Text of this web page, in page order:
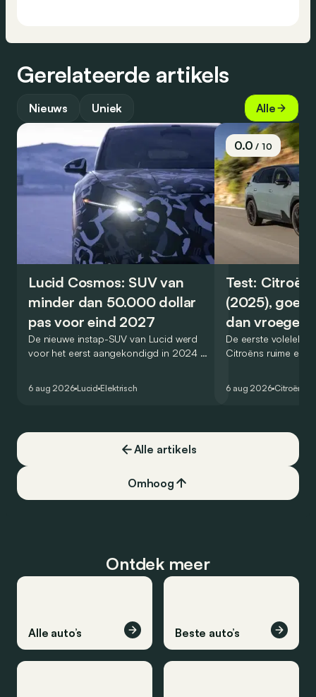
Gerelateerde artikels
Nieuws Uniek Alle
Lucid Cosmos: SUV van
minder dan 50.000 dollar
pas voor eind 2027
De nieuwe instap-SUV van Lucid werd
voor het eerst aangekondigd in 2024 en
constructeur vervoegen.
6 aug 2026 Lucid Elektrisch
0.0/ 10
Test: Citroën
(2025), goed
dan vroeger
De eerste
Citroëns ruime en
dat ook gelukt?
6 aug 2026 Citroën
Alle artikels
Omhoog
Ontdek meer
Alle auto’s Beste auto’s